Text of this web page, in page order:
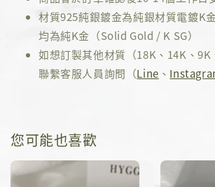
材質925純銀鍍金為純銀材質電鍍K
均為純K金（Solid Gold / K SG）
如想訂製其他材質（18K、14K、9K
聯繫客服人員詢問（Line 、
您可能也喜歡